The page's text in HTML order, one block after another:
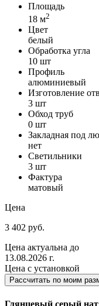
Площадь
18 м2
Цвет
белый
Обработка угла
10 шт
Профиль
алюминиевый
Изготовление
3 шт
Обход труб
0 шт
Закладная под
нет
Светильники
3 шт
Фактура
матовый
Цена
3 402 руб.
Цена актуальна до
13.08.2026 г.
Цена с установкой
Рассчитать по моим
Глянцевый серый